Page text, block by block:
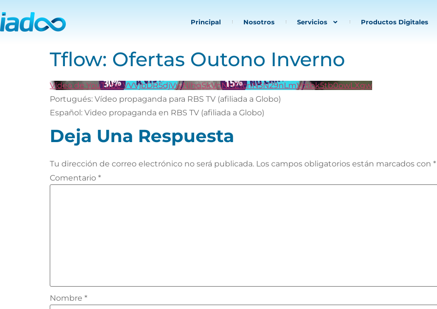
Principal Nosotros Servicios Productos Digitales
Tflow: Ofertas Outono Inverno
Vídeo de YouTube VVVjbDR5djVwNlhqSkVnNHE1cnN3N29nLmVmbk5tb0owLXgw
Portugués: Vídeo propaganda para RBS TV (afiliada a Globo)
Español: Video propaganda en RBS TV (afiliada a Globo)
Deja Una Respuesta
Tu dirección de correo electrónico no será publicada. Los campos obligatorios están marcados con *
Comentario *
Nombre *